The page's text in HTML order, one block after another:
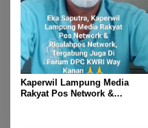
Kaperwil Lampung Media
Rakyat Pos Network &